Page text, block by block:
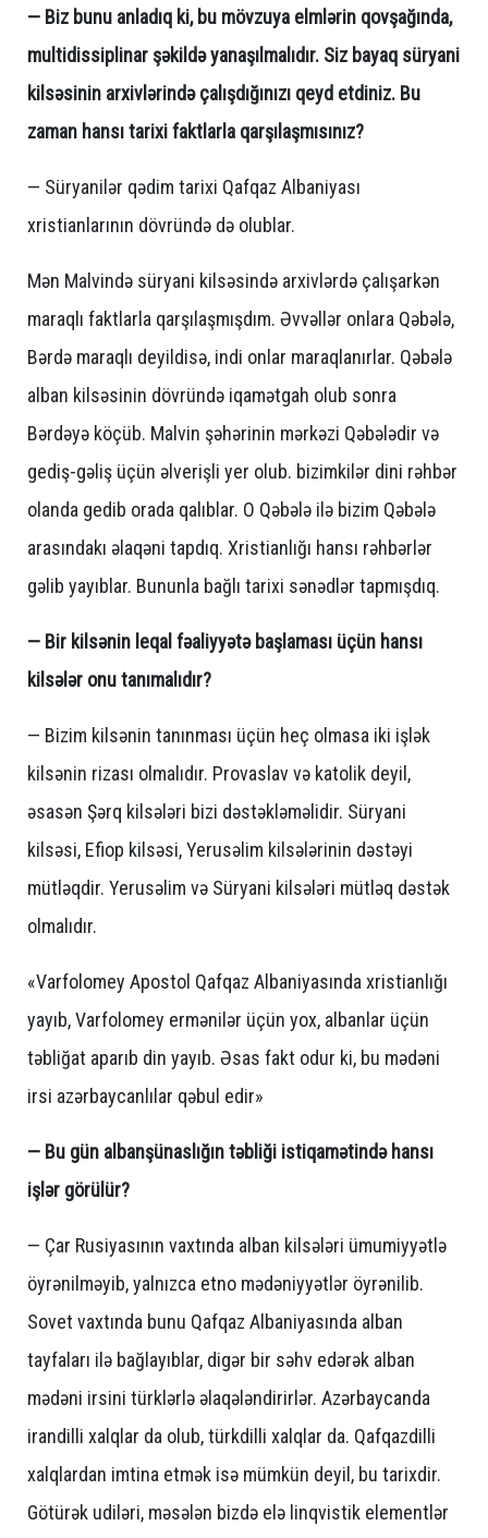
— Biz bunu anladıq ki, bu mövzuya elmlərin qovşağında,
multidissiplinar şəkildə yanaşılmalıdır. Siz bayaq süryani
kilsəsinin arxivlərində çalışdığınızı qeyd etdiniz. Bu
zaman hansı tarixi faktlarla qarşılaşmısınız?
— Süryanilər qədim tarixi Qafqaz Albaniyası
xristianlarının dövründə də olublar.
Mən Malvində süryani kilsəsində arxivlərdə çalışarkən
maraqlı faktlarla qarşılaşmışdım. Əvvəllər onlara Qəbələ,
Bərdə maraqlı deyildisə, indi onlar maraqlanırlar. Qəbələ
alban kilsəsinin dövründə iqamətgah olub sonra
Bərdəyə köçüb. Malvin şəhərinin mərkəzi Qəbələdir və
gediş-gəliş üçün əlverişli yer olub. bizimkilər dini rəhbər
olanda gedib orada qalıblar. O Qəbələ ilə bizim Qəbələ
arasındakı əlaqəni tapdıq. Xristianlığı hansı rəhbərlər
gəlib yayıblar. Bununla bağlı tarixi sənədlər tapmışdıq.
— Bir kilsənin leqal fəaliyyətə başlaması üçün hansı
kilsələr onu tanımalıdır?
— Bizim kilsənin tanınması üçün heç olmasa iki işlək
kilsənin rizası olmalıdır. Provaslav və katolik deyil,
əsasən Şərq kilsələri bizi dəstəkləməlidir. Süryani
kilsəsi, Efiop kilsəsi, Yerusəlim kilsələrinin dəstəyi
mütləqdir. Yerusəlim və Süryani kilsələri mütləq dəstək
olmalıdır.
«Varfolomey Apostol Qafqaz Albaniyasında xristianlığı
yayıb, Varfolomey ermənilər üçün yox, albanlar üçün
təbliğat aparıb din yayıb. Əsas fakt odur ki, bu mədəni
irsi azərbaycanlılar qəbul edir»
— Bu gün albanşünaslığın təbliği istiqamətində hansı
işlər görülür?
— Çar Rusiyasının vaxtında alban kilsələri ümumiyyətlə
öyrənilməyib, yalnızca etno mədəniyyətlər öyrənilib.
Sovet vaxtında bunu Qafqaz Albaniyasında alban
tayfaları ilə bağlayıblar, digər bir səhv edərək alban
mədəni irsini türklərlə əlaqələndirirlər. Azərbaycanda
irandilli xalqlar da olub, türkdilli xalqlar da. Qafqazdilli
xalqlardan imtina etmək isə mümkün deyil, bu tarixdir.
Götürək udiləri, məsələn bizdə elə linqvistik elementlər